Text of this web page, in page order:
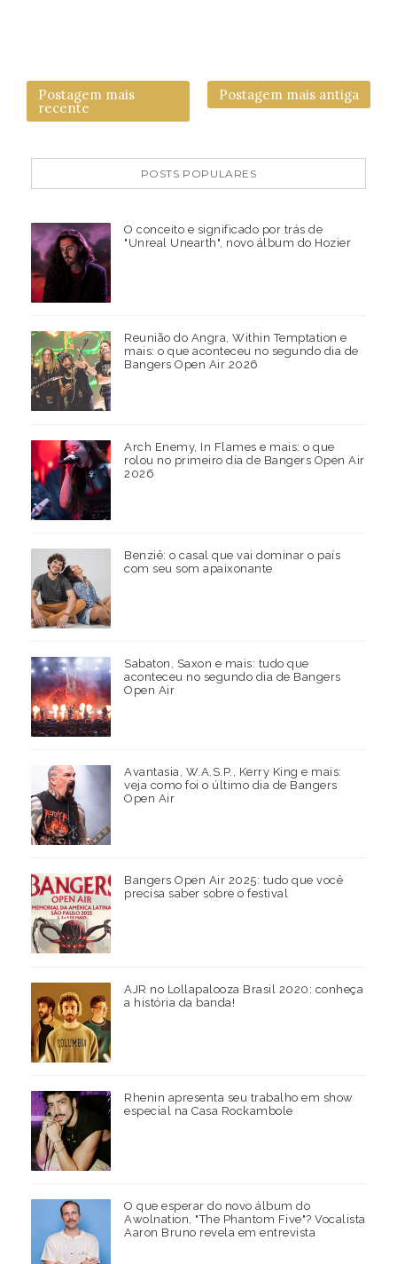
Postagem mais
recente
Postagem mais antiga
POSTS POPULARES
O conceito e significado por trás de
"Unreal Unearth", novo álbum do Hozier
Reunião do Angra, Within Temptation e
mais: o que aconteceu no segundo dia de
Bangers Open Air 2026
Arch Enemy, In Flames e mais: o que
rolou no primeiro dia de Bangers Open Air
2026
Benziê: o casal que vai dominar o país
com seu som apaixonante
Sabaton, Saxon e mais: tudo que
aconteceu no segundo dia de Bangers
Open Air
Avantasia, W.A.S.P., Kerry King e mais:
veja como foi o último dia de Bangers
Open Air
Bangers Open Air 2025: tudo que você
precisa saber sobre o festival
AJR no Lollapalooza Brasil 2020: conheça
a história da banda!
Rhenin apresenta seu trabalho em show
especial na Casa Rockambole
O que esperar do novo álbum do
Awolnation, "The Phantom Five"? Vocalista
Aaron Bruno revela em entrevista